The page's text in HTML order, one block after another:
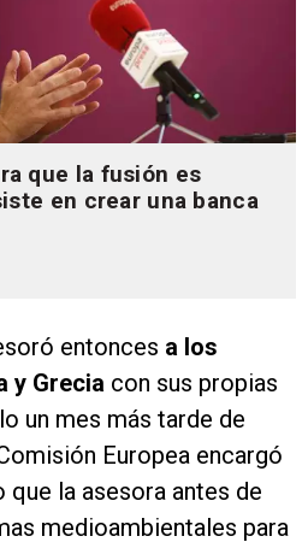
que la fusión es
en crear una banca
entonces a los
y Grecia con sus propias
un mes más tarde de
Europea encargó
la asesora antes de
medioambientales para